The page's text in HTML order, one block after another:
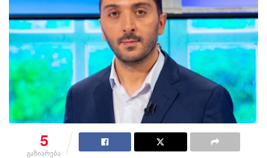
5
გაზიარება